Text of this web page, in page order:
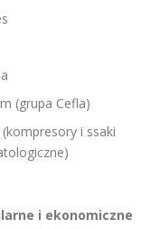
(grupa Cefla)
i ssaki
i ekonomiczne